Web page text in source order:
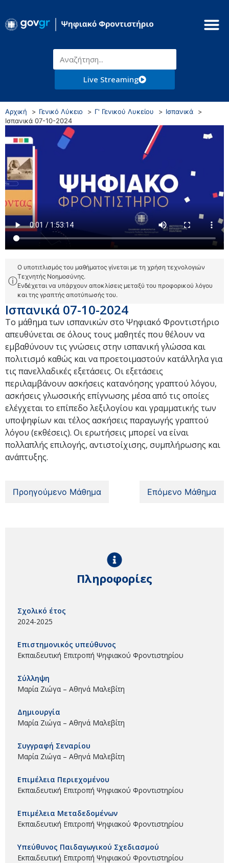
Live Streaming
Αρχική Γενικό Λύκειο Γ' Γενικού Λυκείου
Ισπανικά
Ισπανικά 07-10-2024
ⓘ
Ο υποτιτλισμός του μαθήματος γίνεται με τη χρήση τεχνολογιών
Τεχνητής Νοημοσύνης.
Ενδέχεται να υπάρχουν αποκλίσεις μεταξύ του προφορικού λόγου
και της γραπτής αποτύπωσής του.
Ισπανικά 07-10-2024
Το μάθημα των ισπανικών στο Ψηφιακό Φροντιστήριο
απευθύνεται σε όλους τους μαθητές που θέλουν να
εμβαθύνουν τις γνώσεις στην ισπανική γλώσσα και
πολιτισμό καθώς και να προετοιμαστούν κατάλληλα για
τις πανελλαδικές εξετάσεις. Οι εξετάσεις
περιλαμβάνουν ασκήσεις κατανόησης γραπτού λόγου,
ασκήσεις γλωσσικής επίγνωσης μέσα από τις οποίες
ελέγχεται το επίπεδο λεξιλογίου και γραμματικής των
υποψηφίων και τέλος ασκήσεις παραγωγής γραπτού
λόγου (εκθέσεις). Οι ερωτήσεις μπορεί να είναι
πολλαπλής επιλογής, αντιστοίχισης, συμπλήρωσης και
ανάπτυξης.
Προηγούμενο Μάθημα Επόμενο Μάθημα
Πληροφορίες
Σχολικό έτος
2024-2025
Επιστημονικός υπεύθυνος
Εκπαιδευτική Επιτροπή Ψηφιακού Φροντιστηρίου
Σύλληψη
Μαρία Ζιώγα – Αθηνά Μαλεβίτη
Δημιουργία
Μαρία Ζιώγα – Αθηνά Μαλεβίτη
Συγγραφή Σεναρίου
Μαρία Ζιώγα – Αθηνά Μαλεβίτη
Επιμέλεια Περιεχομένου
Εκπαιδευτική Επιτροπή Ψηφιακού Φροντιστηρίου
Επιμέλεια Μεταδεδομένων
Εκπαιδευτική Επιτροπή Ψηφιακού Φροντιστηρίου
Υπεύθυνος Παιδαγωγικού Σχεδιασμού
Εκπαιδευτική Επιτροπή Ψηφιακού Φροντιστηρίου